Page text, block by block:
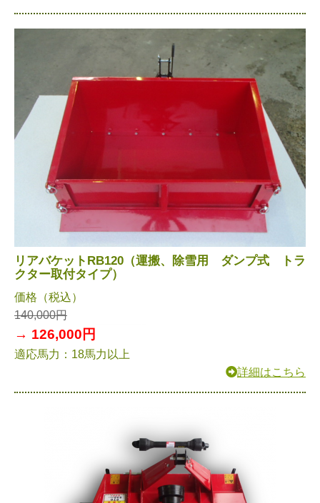
リアバケットRB120（運搬、除雪用 ダンプ式 トラ
クター取付タイプ）
価格（税込）
140,000円
→ 126,000円
適応馬力：18馬力以上
詳細はこちら